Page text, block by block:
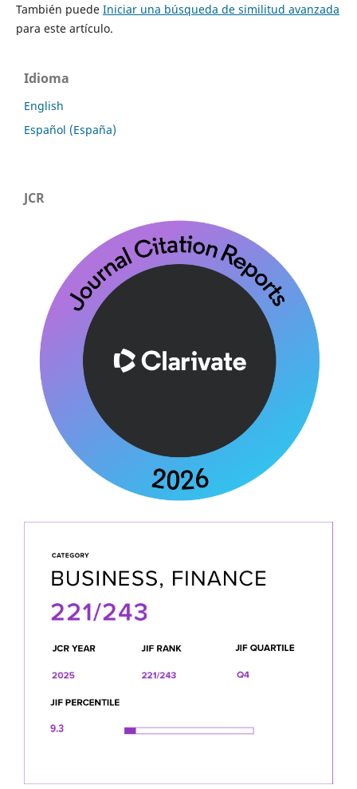
También puede Iniciar una búsqueda de similitud avanzada
para este artículo.
Idioma
English
Español (España)
JCR